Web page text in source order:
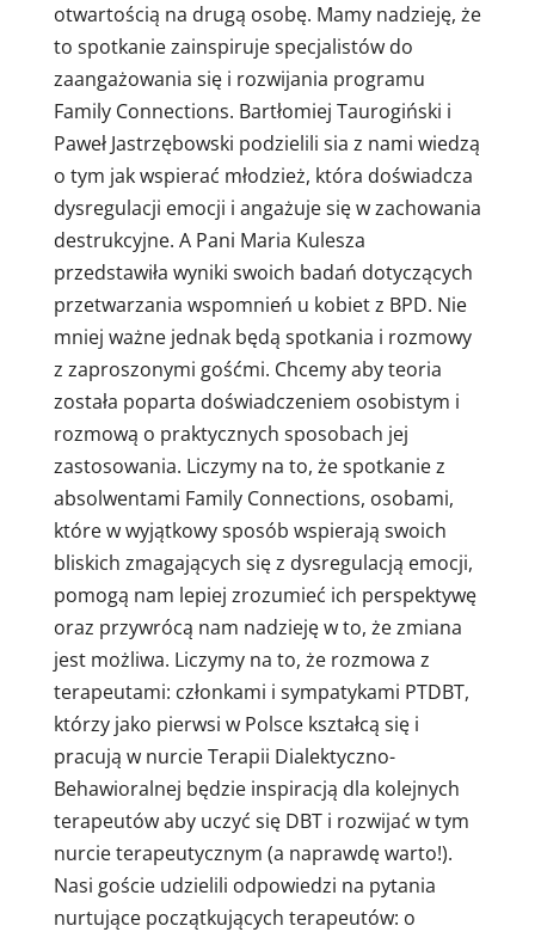
otwartością na drugą osobę. Mamy nadzieję, że
to spotkanie zainspiruje specjalistów do
zaangażowania się i rozwijania programu
Family Connections. Bartłomiej Taurogiński i
Paweł Jastrzębowski podzielili sia z nami wiedzą
o tym jak wspierać młodzież, która doświadcza
dysregulacji emocji i angażuje się w zachowania
destrukcyjne. A Pani Maria Kulesza
przedstawiła wyniki swoich badań dotyczących
przetwarzania wspomnień u kobiet z BPD. Nie
mniej ważne jednak będą spotkania i rozmowy
z zaproszonymi gośćmi. Chcemy aby teoria
została poparta doświadczeniem osobistym i
rozmową o praktycznych sposobach jej
zastosowania. Liczymy na to, że spotkanie z
absolwentami Family Connections, osobami,
które w wyjątkowy sposób wspierają swoich
bliskich zmagających się z dysregulacją emocji,
pomogą nam lepiej zrozumieć ich perspektywę
oraz przywrócą nam nadzieję w to, że zmiana
jest możliwa. Liczymy na to, że rozmowa z
terapeutami: członkami i sympatykami PTDBT,
którzy jako pierwsi w Polsce kształcą się i
pracują w nurcie Terapii Dialektyczno-
Behawioralnej będzie inspiracją dla kolejnych
terapeutów aby uczyć się DBT i rozwijać w tym
nurcie terapeutycznym (a naprawdę warto!).
Nasi goście udzielili odpowiedzi na pytania
nurtujące początkujących terapeutów: o